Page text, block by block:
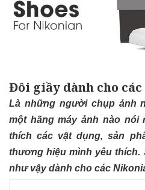
Đôi giầy dành cho
Là những người chụp ảnh
một hãng máy ảnh nào nói
thích các vật dụng, sản
thương hiệu mình yêu thích.
như vậy dành cho các